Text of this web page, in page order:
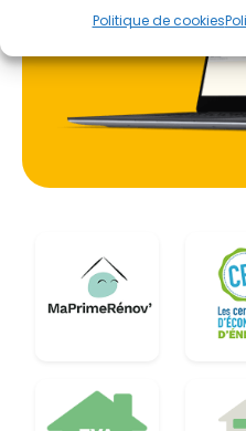
Politique de cookies
nuisances sonores.
proposer des solutions
adaptées aussi bien
de la Promenade des